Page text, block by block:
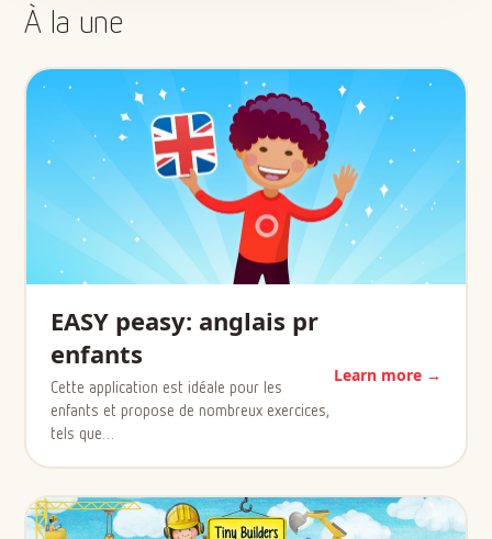
À la une
EASY peasy: anglais pr
enfants
Cette application est idéale pour les
enfants et propose de nombreux exercices,
tels que…
Learn more →